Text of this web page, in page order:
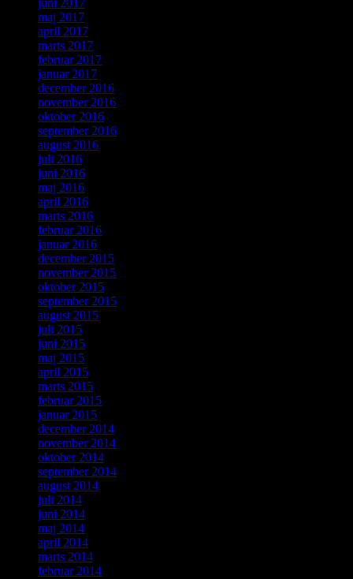
juni 2017
maj 2017
april 2017
marts 2017
februar 2017
januar 2017
december 2016
november 2016
oktober 2016
september 2016
august 2016
juli 2016
juni 2016
maj 2016
april 2016
marts 2016
februar 2016
januar 2016
december 2015
november 2015
oktober 2015
september 2015
august 2015
juli 2015
juni 2015
maj 2015
april 2015
marts 2015
februar 2015
januar 2015
december 2014
november 2014
oktober 2014
september 2014
august 2014
juli 2014
juni 2014
maj 2014
april 2014
marts 2014
februar 2014